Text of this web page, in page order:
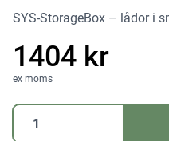
SYS-StorageBox – lådor i
1404 kr
ex moms
SYS-
StorageBox